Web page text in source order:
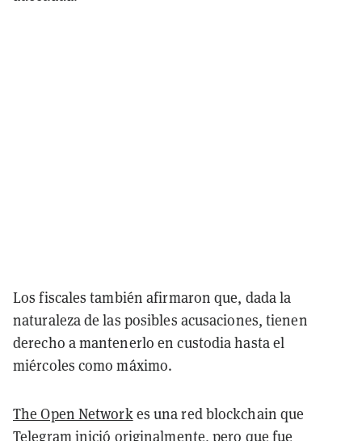
Los fiscales también afirmaron que, dada la
naturaleza de las posibles acusaciones, tienen
derecho a mantenerlo en custodia hasta el
miércoles como máximo.
The Open Networkes una red blockchain que
Telegram inició originalmente, pero que fue